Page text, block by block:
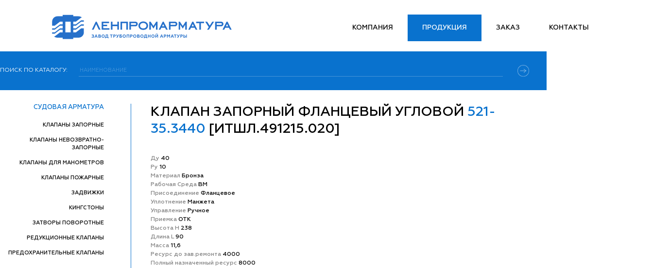
КОМПАНИЯ ПРОДУКЦИЯ ЗАКАЗ КОНТАКТЫ
ПОИСК ПО КАТАЛОГУ:
СУДОВАЯ АРМАТУРА
КЛАПАНЫ ЗАПОРНЫЕ
КЛАПАНЫ НЕВОЗВРАТНО-
ЗАПОРНЫЕ
КЛАПАНЫ ДЛЯ МАНОМЕТРОВ
КЛАПАНЫ ПОЖАРНЫЕ
ЗАДВИЖКИ
КИНГСТОНЫ
ЗАТВОРЫ ПОВОРОТНЫЕ
РЕДУКЦИОННЫЕ КЛАПАНЫ
ПРЕДОХРАНИТЕЛЬНЫЕ КЛАПАНЫ
КЛАПАН ЗАПОРНЫЙ ФЛАНЦЕВЫЙ УГЛОВОЙ 521-
35.3440 [ИТШЛ.491215.020]
Ду 40
Ру 10
Матeриал Бронза
Рабочая Среда ВМ
Присоединение Фланцевое
Уплотнение Манжета
Управление Ручное
Приемка ОТК
Высота H 238
Длина L90
Масса 11,6
Ресурс до зав.ремонта 4000
Полный назначенный ресурс 8000